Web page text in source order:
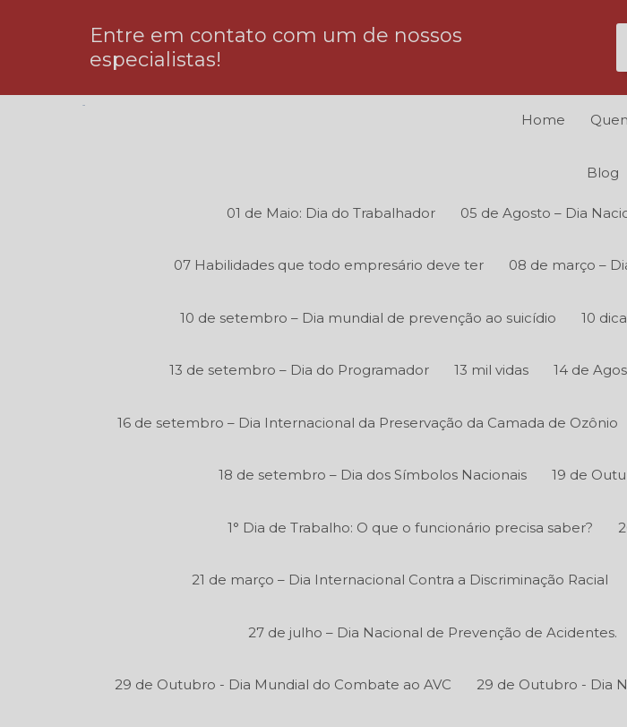
Entre em contato com um de nossos
especialistas!
Home
Blog
01 de Maio: Dia do Trabalhador 05 de Agosto – Dia
07 Habilidades que todo empresário deve ter 08 de março –
10 de setembro – Dia mundial de prevenção ao suicídio 10
13 de setembro – Dia do Programador 13 mil vidas 14 de
16 de setembro – Dia Internacional da Preservação da Camada de Ozônio
18 de setembro – Dia dos Símbolos Nacionais 19 de
1° Dia de Trabalho: O que o funcionário precisa saber?
21 de março – Dia Internacional Contra a Discriminação Racial
27 de julho – Dia Nacional de Prevenção de Acidentes.
29 de Outubro - Dia Mundial do Combate ao AVC 29 de Outubro - Dia